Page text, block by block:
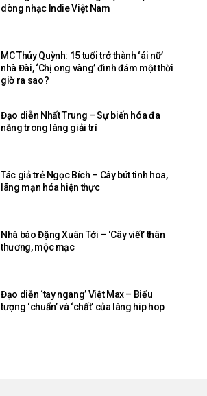
dòng nhạc Indie Việt Nam
MC Thúy Quỳnh: 15 tuổi trở thành ‘ái nữ’
nhà Đài, ‘Chị ong vàng’ đình đám một thời
giờ ra sao?
Đạo diễn Nhất Trung – Sự biến hóa đa
năng trong làng giải trí
Tác giả trẻ Ngọc Bích – Cây bút tinh hoa,
lãng mạn hóa hiện thực
Nhà báo Đặng Xuân Tới – ‘Cây viết’ thân
thương, mộc mạc
Đạo diễn ‘tay ngang’ Việt Max – Biểu
tượng ‘chuẩn’ và ‘chất’ của làng hip hop